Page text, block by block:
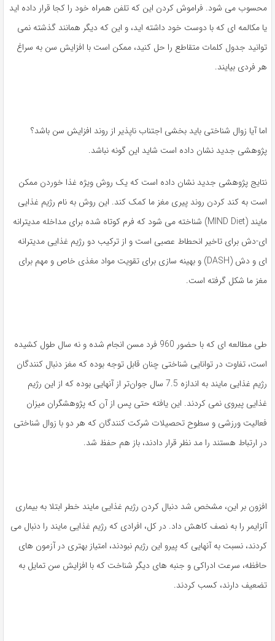
محسوب می شود. فراموش کردن این که تلفن همراه خود را کجا قرار داده اید
یا مکالمه ای که با دوست خود داشته اید، و این که دیگر همانند گذشته نمی
توانید جدول کلمات متقاطع را حل کنید، ممکن است با افزایش سن به سراغ
هر فردی بیایند.
اما آیا زوال شناختی باید بخشی اجتناب ناپذیر از روند افزایش سن باشد؟
پژوهشی جدید نشان داده است شاید این گونه نباشد.
نتایج پژوهشی جدید نشان داده است که یک روش ویژه غذا خوردن ممکن
است به کند کردن روند پیری مغز ما کمک کند. این روش به نام رژیم غذایی
مایند (MIND Diet) شناخته می شود که فرم کوتاه شده برای مداخله مدیترانه
ای-دش برای تاخیر انحطاط عصبی است و از ترکیب دو رژیم غذایی مدیترانه
ای و دش (DASH) و بهینه سازی برای تقویت مواد مغذی خاص و مهم برای
مغز ما شکل گرفته است.
طی مطالعه ای که با حضور 960 فرد مسن انجام شده و نه سال طول کشیده
است، تفاوت در توانایی شناختی چنان قابل توجه بوده که مغز دنبال کنندگان
رژیم غذایی مایند به اندازه 7.5 سال جوان‌تر از آنهایی بوده که از این رژیم
غذایی پیروی نمی کردند. این یافته حتی پس از آن که پژوهشگران میزان
فعالیت ورزشی و سطوح تحصیلات شرکت کنندگان که هر دو با زوال شناختی
در ارتباط هستند را مد نظر قرار دادند، باز هم حفظ شد.
افزون بر این، مشخص شد دنبال کردن رژیم غذایی مایند خطر ابتلا به بیماری
آلزایمر را به نصف کاهش داد. در کل، افرادی که رژیم غذایی مایند را دنبال می
کردند، نسبت به آنهایی که پیرو این رژیم نبودند، امتیاز بهتری در آزمون های
حافظه، سرعت ادراکی و جنبه های دیگر شناخت که با افزایش سن تمایل به
تضعیف دارند، کسب کردند.